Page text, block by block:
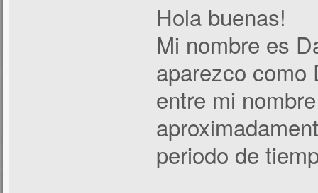
Hola buenas!
Mi nombre es
aparezco como
entre mi
periodo de